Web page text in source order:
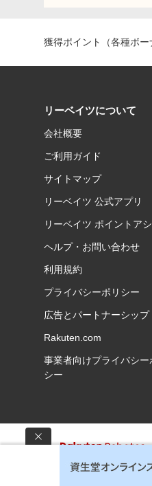
獲得ポイント（各種ボ
リーベイツについて
会社概要
ご利用ガイド
サイトマップ
リーベイツ 公式アプリ
リーベイツ ポイントア
ヘルプ・お問い合わせ
利用規約
プライバシーポリシー
広告とパートナーシップ
Rakuten.com
事業者向けプライバシー
シー